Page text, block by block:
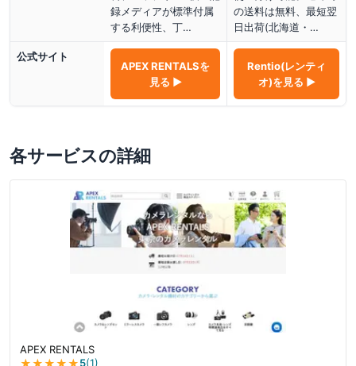
録メディアが標準付属
する利便性、丁…
の送料は無料、最短翌
日出荷(北海道・…
公式サイト
APEX RENTALSを
見る ▶
Rentio(レンティ
オ)を見る ▶
各サービスの詳細
APEX RENTALS
★★★★★5(1)